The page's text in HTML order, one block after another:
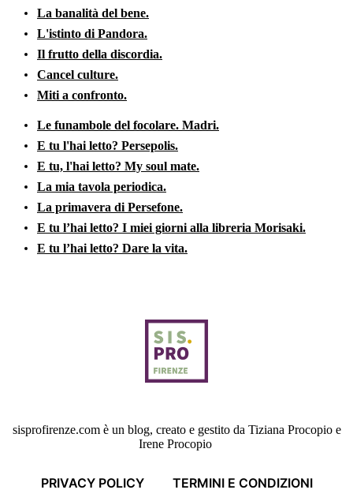
La banalità del bene.
L'istinto di Pandora.
Il frutto della discordia.
Cancel culture.
Miti a confronto.
Le funambole del focolare. Madri.
E tu l'hai letto? Persepolis.
E tu, l'hai letto? My soul mate.
La mia tavola periodica.
La primavera di Persefone.
E tu l’hai letto? I miei giorni alla libreria Morisaki.
E tu l’hai letto? Dare la vita.
sisprofirenze.com è un blog, creato e gestito da Tiziana Procopio e
Irene Procopio
PRIVACY POLICY TERMINI E CONDIZIONI